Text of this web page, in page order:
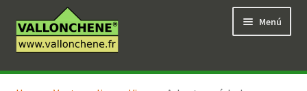
a
la
al
contenido
Menú
Tienda en línea